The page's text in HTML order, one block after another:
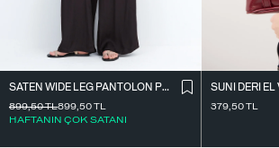
SATEN WIDE LEG PANTOLON PN17298
899,50TL
HAFTANIN ÇOK SATANI
899,50TL
379,50TL